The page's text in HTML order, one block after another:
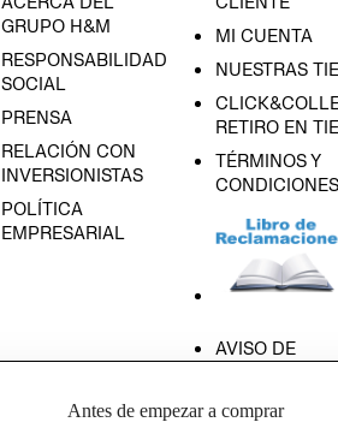
GRUPO H&M
RESPONSABILIDAD
SOCIAL
PRENSA
RELACIÓN CON
INVERSIONISTAS
POLÍTICA
EMPRESARIAL
MI CUENTA
NUESTRAS
RETIRO EN
TÉRMINOS Y
CONDICIONES
AVISO DE
GIFT CARD
Antes de empezar a comprar